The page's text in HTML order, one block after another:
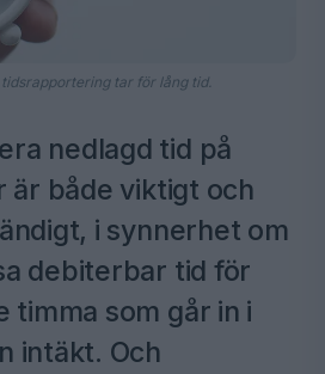
tar för lång tid.
nedlagd tid på
är både viktigt och
i synnerhet om
debiterbar tid för
timma som går in i
intäkt. Och